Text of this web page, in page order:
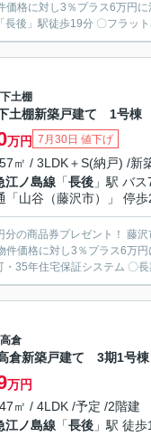
格に対し3％プラス6万円
〇小田急江ノ島線「高座渋谷
下土棚
土棚新築戸建て 1号棟
万円 7月30日 値下げ
㎡ / 3LDK＋S(納戸) /新
江ノ島線 「長後 」駅 バ
「山谷（藤沢市）」 停歩
商品券プレゼント！ 藤沢市
価格に対し3％プラス6万
す。 〇住宅性
高倉
倉新築戸建て 3期1号棟
万円
㎡ / 4LDK /予定 /2階建
江ノ島線 「長後 」駅 徒